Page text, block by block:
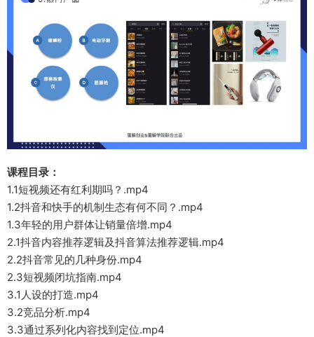
课程目录：
1.1短视频还有红利期吗？.mp4
1.2抖音和快手的机制生态有何不同？.mp4
1.3年轻的用户群体让销量倍增.mp4
2.1抖音内容推荐逻辑及抖音算法推荐逻辑.mp4
2.2抖音常见的几种身份.mp4
2.3短视频闭坑指南.mp4
3.1人设的打造.mp4
3.2竞品分析.mp4
3.3通过系列化内容找到定位.mp4